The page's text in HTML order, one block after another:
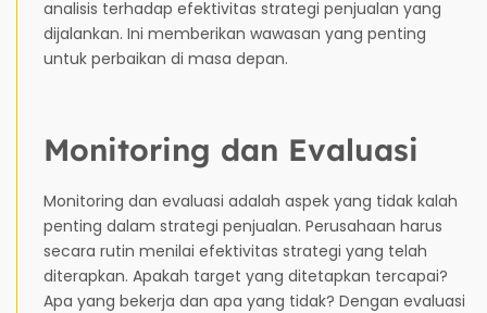
analisis terhadap efektivitas strategi penjualan yang
dijalankan. Ini memberikan wawasan yang penting
untuk perbaikan di masa depan.
Monitoring dan Evaluasi
Monitoring dan evaluasi adalah aspek yang tidak kalah
penting dalam strategi penjualan. Perusahaan harus
secara rutin menilai efektivitas strategi yang telah
diterapkan. Apakah target yang ditetapkan tercapai?
Apa yang bekerja dan apa yang tidak? Dengan evaluasi